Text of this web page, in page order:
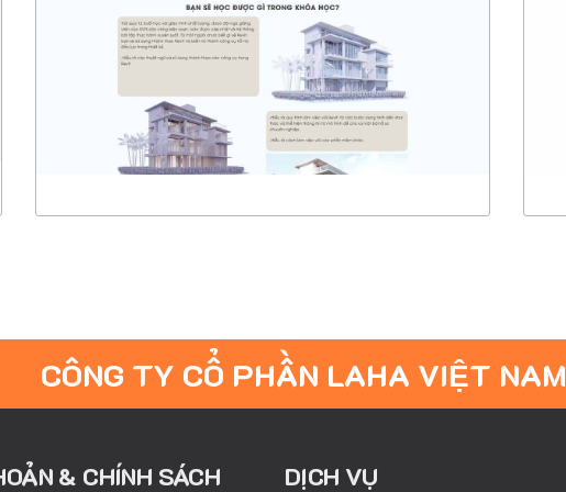
CHI TIẾT
XEM THỰC TẾ
CÔNG TY CỔ PHẦN LAHA VIỆT NAM
& CHÍNH SÁCH DỊCH VỤ